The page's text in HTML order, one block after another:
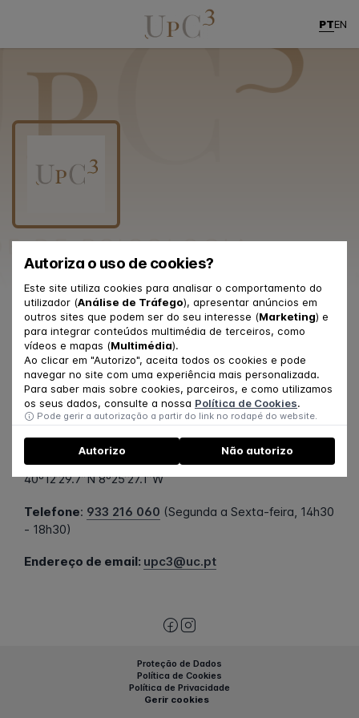
Autoriza o uso de cookies?
Este site utiliza cookies para analisar o comportamento do
utilizador (Análise de Tráfego), apresentar anúncios em
outros sites que podem ser do seu interesse (Marketing) e
para integrar conteúdos multimédia de terceiros, como
vídeos e mapas (Multimédia).
Ao clicar em "Autorizo", aceita todos os cookies e pode
navegar no site com uma experiência mais personalizada.
Para saber mais sobre cookies, parceiros, e como utilizamos
os seus dados, consulte a nossa Política de Cookies.
Pode gerir a autorização a partir do link no rodapé do website.
Autorizo Não autorizo
PTEN
Contactos
Morada:
UpC³
Pólo I, FMUC, 2º Piso, Universidade de Coimbra
Rua Larga, 3004-504 Coimbra
40º12’29.7’’N 8º25’27.1’’W
Telefone: 933 216 060 (Segunda a Sexta-feira, 14h30
- 18h30)
Endereço de email: upc3@uc.pt
Proteção de Dados
Política de Cookies
Política de Privacidade
Gerir cookies